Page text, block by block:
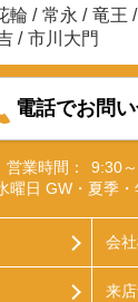
輪 / 常永 / 竜王 /
/ 市川大門
電話でお問
営業時間：
9:30
曜日 GW・夏季
会
来